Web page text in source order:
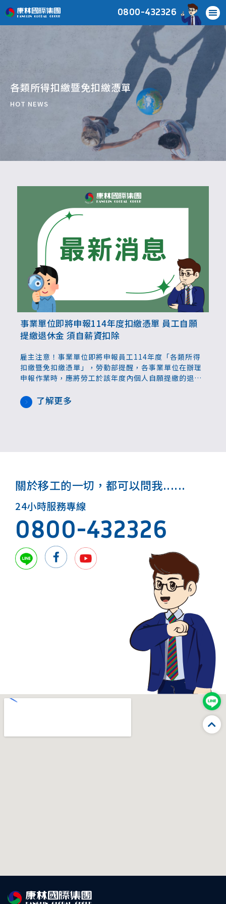
0800-432326
各類所得扣繳暨免扣繳憑單
HOT NEWS
事業單位即將申報114年度扣繳憑單 員工自願
提繳退休金 須自薪資扣除
雇主注意！事業單位即將申報員工114年度「各類所得
扣繳暨免扣繳憑單」，勞動部提醒，各事業單位在辦理
申報作業時，應將勞工於該年度內個人自願提繳的退休
款。 了解更多
關於移工的一切，都可以問我......
24小時服務專線
0800-432326